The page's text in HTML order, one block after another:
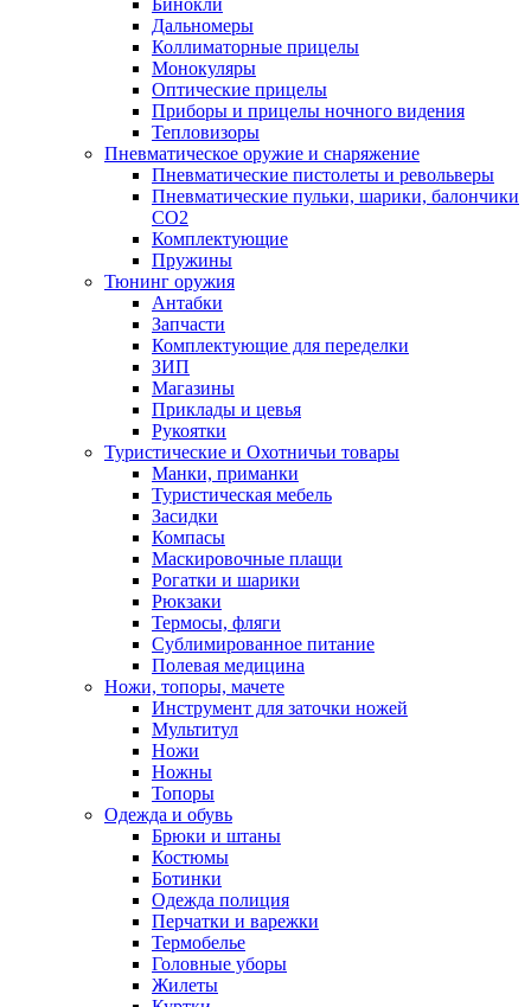
Бинокли
Дальномеры
Коллиматорные прицелы
Монокуляры
Оптические прицелы
Приборы и прицелы ночного видения
Тепловизоры
Пневматическое оружие и снаряжение
Пневматические пистолеты и револьверы
Пневматические пульки, шарики, балончики
CO2
Комплектующие
Пружины
Тюнинг оружия
Антабки
Запчасти
Комплектующие для переделки
ЗИП
Магазины
Приклады и цевья
Рукоятки
Туристические и Охотничьи товары
Манки, приманки
Туристическая мебель
Засидки
Компасы
Маскировочные плащи
Рогатки и шарики
Рюкзаки
Термосы, фляги
Сублимированное питание
Полевая медицина
Ножи, топоры, мачете
Инструмент для заточки ножей
Мультитул
Ножи
Ножны
Топоры
Одежда и обувь
Брюки и штаны
Костюмы
Ботинки
Одежда полиция
Перчатки и варежки
Термобелье
Головные уборы
Жилеты